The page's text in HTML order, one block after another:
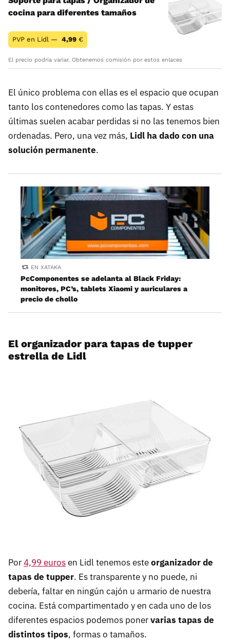
cocina para diferentes tamaños
PVP en Lidl — 4,99 €
El precio podría variar. Obtenemos comisión por estos enlaces
El único problema con ellas es el espacio que ocupan
tanto los contenedores como las tapas. Y estas
últimas suelen acabar perdidas si no las tenemos bien
ordenadas. Pero, una vez más, Lidl ha dado con una
solución permanente.
EN XATAKA
PcComponentes se adelanta al Black Friday:
monitores, PC’s, tablets Xiaomi y auriculares a
precio de chollo
El organizador para tapas de tupper
estrella de Lidl
Por4,99 eurosen Lidl tenemos esteorganizador de
tapas de tupper. Es transparente y no puede, ni
debería, faltar en ningún cajón u armario de nuestra
cocina. Está compartimentado y en cada uno de los
diferentes espacios podemos ponervarias tapas de
distintos tipos, formas o tamaños.